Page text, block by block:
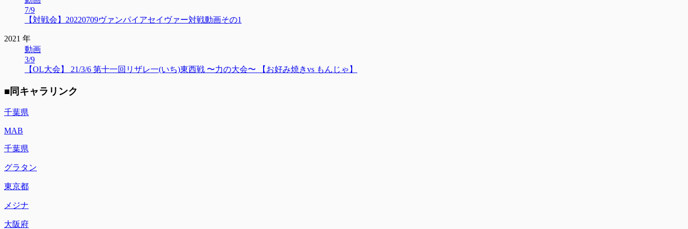
7/9
【対戦会】20220709ヴァンパイアセイヴァー対戦動画その1
2021 年
動画
3/9
【OL大会】 21/3/6 第十一回リザレ一(いち)東西戦 〜力の大会〜 【お好み焼きvs もんじゃ】
■同キャラリンク
千葉県
MAB
千葉県
グラタン
東京都
メジナ
大阪府